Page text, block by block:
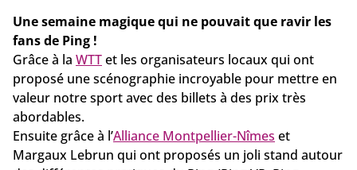
Une semaine magique qui ne pouvait que ravir les
fans de Ping !
Grâce à la WTTet les organisateurs locaux qui ont
proposé une scénographie incroyable pour mettre en
valeur notre sport avec des billets à des prix très
abordables.
Ensuite grâce à l’Alliance Montpellier-Nîmes et
Margaux Lebrun qui ont proposés un joli stand autour